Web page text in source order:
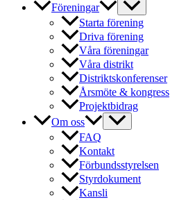
Föreningar
Starta förening
Driva förening
Våra föreningar
Våra distrikt
Distriktskonferenser
Årsmöte & kongress
Projektbidrag
Om oss
FAQ
Kontakt
Förbundsstyrelsen
Styrdokument
Kansli